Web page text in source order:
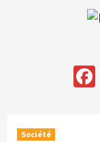
Société